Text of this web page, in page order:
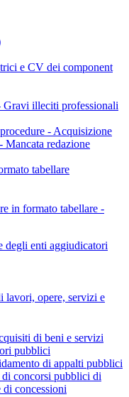
e CV dei component
Gravi illeciti professionali
- Acquisizione
Mancata redazione
tabellare
in formato tabellare -
degli enti aggiudicatori
lavori, opere, servizi e
di beni e servizi
pubblici
di appalti pubblici
concorsi pubblici di
concessioni